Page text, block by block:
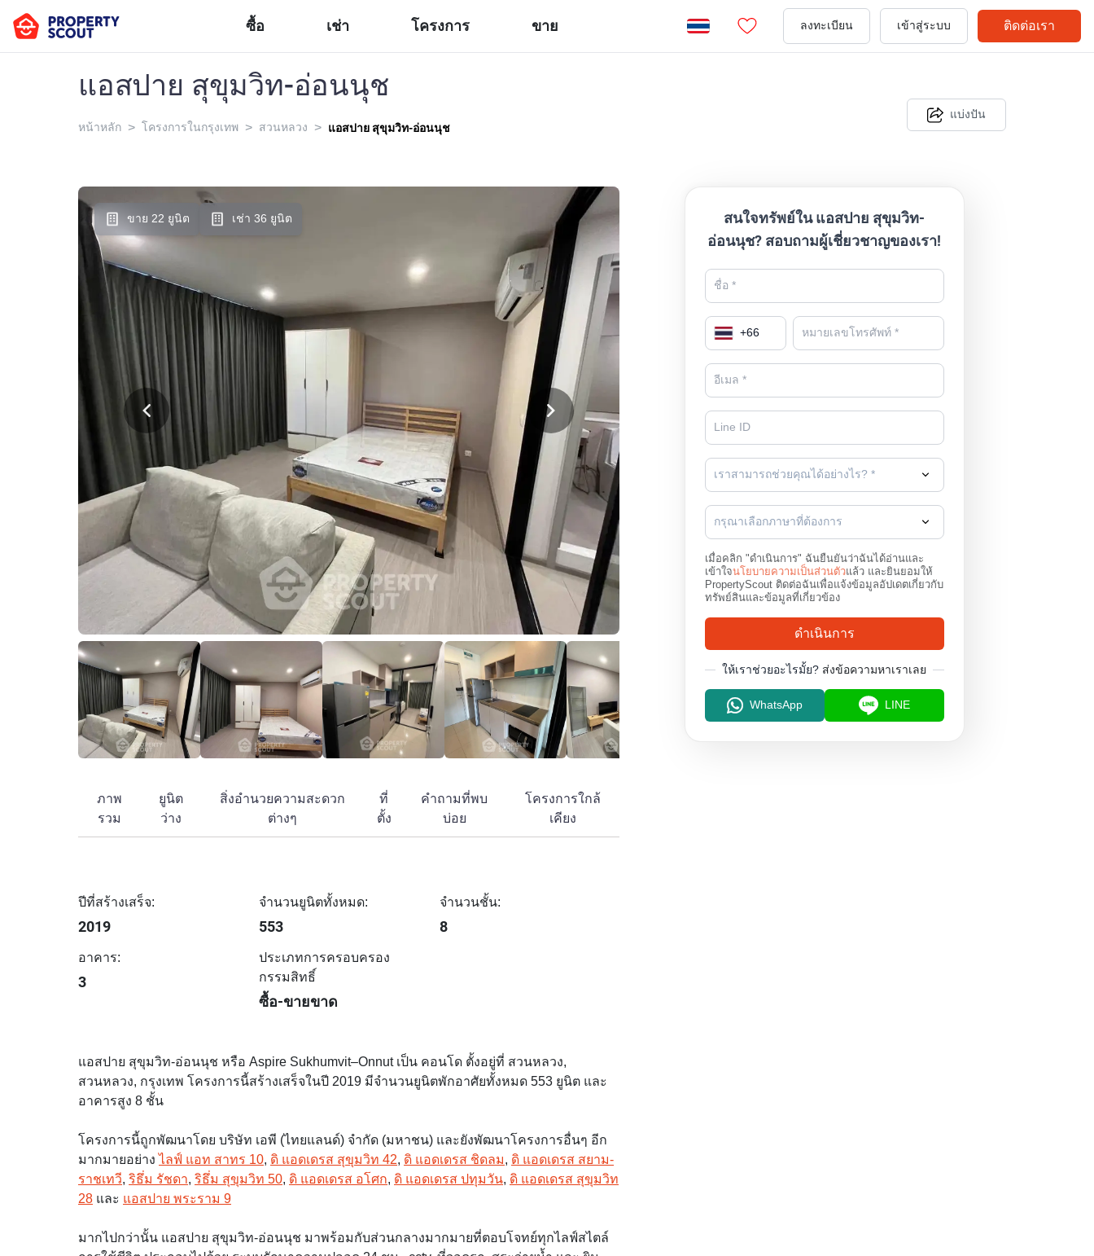
ซื้อ เช่า โครงการ ขาย ลงทะเบียน เข้าสู่ระบบ ติดต่อเรา
แอสปาย สุขุมวิท-อ่อนนุช
หน้าหลัก > โครงการในกรุงเทพ > สวนหลวง > แอสปาย สุขุมวิท-อ่อนนุช
แบ่งปัน
ขาย 22 ยูนิต เช่า 36 ยูนิต
ภาพ
รวม
ยูนิต
ว่าง
สิ่งอำนวยความสะดวก
ต่างๆ
ที่
ตั้ง
คำถามที่พบ
บ่อย
โครงการใกล้
เคียง
ปีที่สร้างเสร็จ:
2019
จำนวนยูนิตทั้งหมด:
553
จำนวนชั้น:
8
อาคาร:
3
ประเภทการครอบครอง
กรรมสิทธิ์
ซื้อ-ขายขาด
แอสปาย สุขุมวิท-อ่อนนุช หรือ Aspire Sukhumvit–Onnut เป็น คอนโด ตั้งอยู่ที่ สวนหลวง,
สวนหลวง, กรุงเทพ โครงการนี้สร้างเสร็จในปี 2019 มีจำนวนยูนิตพักอาศัยทั้งหมด 553 ยูนิต และ
อาคารสูง 8 ชั้น
โครงการนี้ถูกพัฒนาโดย บริษัท เอพี (ไทยแลนด์) จำกัด (มหาชน) และยังพัฒนาโครงการอื่นๆ อีก
มากมายอย่างไลฟ์ แอท สาทร 10, ดิ แอดเดรส สุขุมวิท 42, ดิ แอดเดรส ชิดลม, ดิ แอดเดรส สยาม-
ราชเทวี, ริธึ่ม รัชดา, ริธึ่ม สุขุมวิท 50, ดิ แอดเดรส อโศก, ดิ แอดเดรส ปทุมวัน, ดิ แอดเดรส สุขุมวิท
28 และ แอสปาย พระราม 9
มากไปกว่านั้น แอสปาย สุขุมวิท-อ่อนนุช มาพร้อมกับส่วนกลางมากมายที่ตอบโจทย์ทุกไลฟ์สไตล์
สนใจทรัพย์ใน แอสปาย สุขุมวิท-
อ่อนนุช? สอบถามผู้เชี่ยวชาญของเรา!
+66
เราสามารถช่วยคุณได้อย่างไร? *
กรุณาเลือกภาษาที่ต้องการ
เมื่อคลิก "ดำเนินการ" ฉันยืนยันว่าฉันได้อ่านและ
เข้าใจนโยบายความเป็นส่วนตัวแล้ว และยินยอมให้
PropertyScout ติดต่อฉันเพื่อแจ้งข้อมูลอัปเดตเกี่ยวกับ
ทรัพย์สินและข้อมูลที่เกี่ยวข้อง
ดำเนินการ
ให้เราช่วยอะไรมั้ย? ส่งข้อความหาเราเลย
WhatsApp LINE